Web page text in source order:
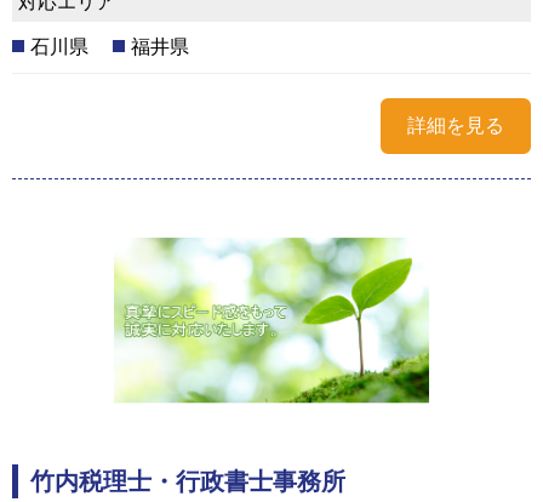
石川県 福井県
詳細を見る
竹内税理士・行政書士事務所